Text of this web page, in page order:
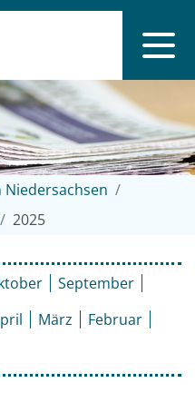
2025
September
März
Februar